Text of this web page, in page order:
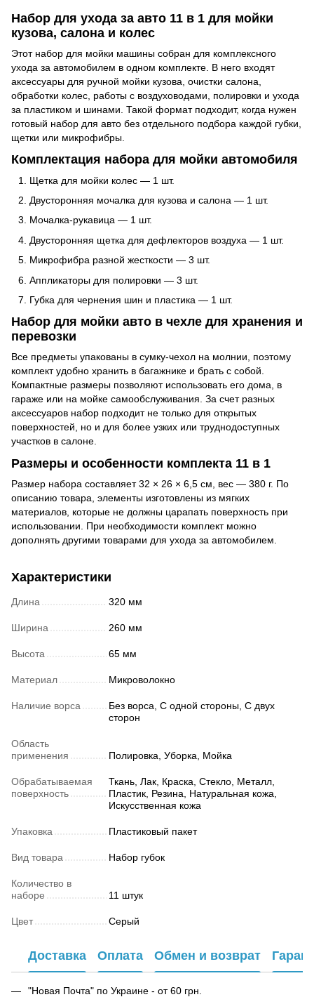
Набор для ухода за авто 11 в 1 для мойки
кузова, салона и колес
Этот набор для мойки машины собран для комплексного
ухода за автомобилем в одном комплекте. В него входят
аксессуары для ручной мойки кузова, очистки салона,
обработки колес, работы с воздуховодами, полировки и ухода
за пластиком и шинами. Такой формат подходит, когда нужен
готовый набор для авто без отдельного подбора каждой губки,
щетки или микрофибры.
Комплектация набора для мойки автомобиля
Щетка для мойки колес — 1 шт.
Двусторонняя мочалка для кузова и салона — 1 шт.
Мочалка-рукавица — 1 шт.
Двусторонняя щетка для дефлекторов воздуха — 1 шт.
Микрофибра разной жесткости — 3 шт.
Аппликаторы для полировки — 3 шт.
Губка для чернения шин и пластика — 1 шт.
Набор для мойки авто в чехле для хранения и
перевозки
Все предметы упакованы в сумку-чехол на молнии, поэтому
комплект удобно хранить в багажнике и брать с собой.
Компактные размеры позволяют использовать его дома, в
гараже или на мойке самообслуживания. За счет разных
аксессуаров набор подходит не только для открытых
поверхностей, но и для более узких или труднодоступных
участков в салоне.
Размеры и особенности комплекта 11 в 1
Размер набора составляет 32 × 26 × 6,5 см, вес — 380 г. По
описанию товара, элементы изготовлены из мягких
материалов, которые не должны царапать поверхность при
использовании. При необходимости комплект можно
дополнять другими товарами для ухода за автомобилем.
Характеристики
Длина 320 мм
Ширина 260 мм
Высота 65 мм
Материал Микроволокно
Наличие ворса
Без ворса, С одной стороны, С двух
сторон
Область
применения
Полировка, Уборка, Мойка
Обрабатываемая
поверхность
Ткань, Лак, Краска, Стекло, Металл,
Пластик, Резина, Натуральная кожа,
Искусственная кожа
Упаковка Пластиковый пакет
Вид товара Набор губок
Количество в
наборе
11 штук
Цвет Серый
Доставка Оплата Обмен и возврат
"Новая Почта" по Украине - от 60 грн.